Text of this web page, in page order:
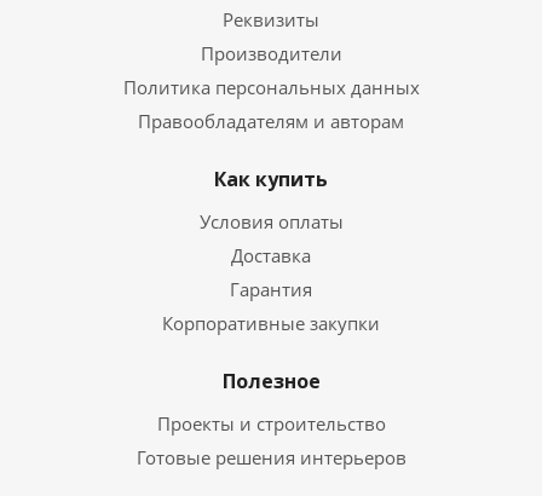
Реквизиты
Производители
Политика персональных данных
Правообладателям и авторам
Как купить
Условия оплаты
Доставка
Гарантия
Корпоративные закупки
Полезное
Проекты и строительство
Готовые решения интерьеров